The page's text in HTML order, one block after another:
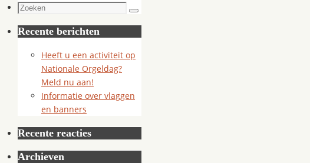
Zoeken
Zoeken
Recente berichten
Heeft u een activiteit op
Nationale Orgeldag?
Meld nu aan!
Informatie over vlaggen
en banners
Recente reacties
Archieven